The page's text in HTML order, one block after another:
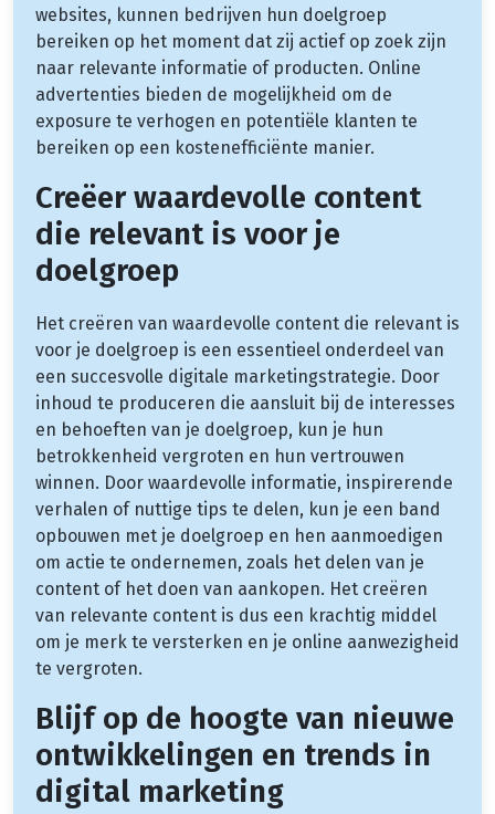
websites, kunnen bedrijven hun doelgroep
bereiken op het moment dat zij actief op zoek zijn
naar relevante informatie of producten. Online
advertenties bieden de mogelijkheid om de
exposure te verhogen en potentiële klanten te
bereiken op een kostenefficiënte manier.
Creëer waardevolle content
die relevant is voor je
doelgroep
Het creëren van waardevolle content die relevant is
voor je doelgroep is een essentieel onderdeel van
een succesvolle digitale marketingstrategie. Door
inhoud te produceren die aansluit bij de interesses
en behoeften van je doelgroep, kun je hun
betrokkenheid vergroten en hun vertrouwen
winnen. Door waardevolle informatie, inspirerende
verhalen of nuttige tips te delen, kun je een band
opbouwen met je doelgroep en hen aanmoedigen
om actie te ondernemen, zoals het delen van je
content of het doen van aankopen. Het creëren
van relevante content is dus een krachtig middel
om je merk te versterken en je online aanwezigheid
te vergroten.
Blijf op de hoogte van nieuwe
ontwikkelingen en trends in
digital marketing